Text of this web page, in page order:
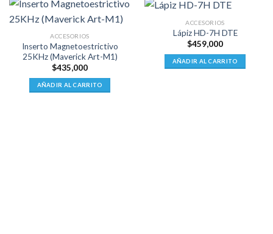
ACCESORIOS
Inserto Magnetoestrictivo
25KHz (Maverick Art-M1)
$435,000
AÑADIR AL CARRITO
ACCESORIOS
Lápiz HD-7H DTE
$459,000
AÑADIR AL CARRITO